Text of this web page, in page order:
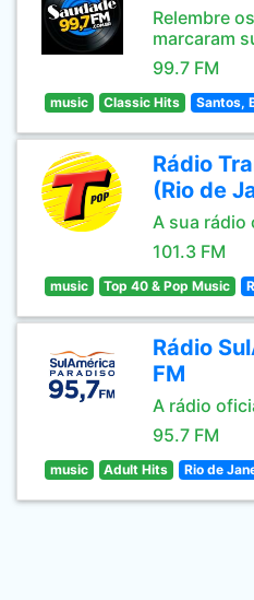
Relembre
marcaram
99.7 FM
music Classic Hits Santos,
Rádio
(Rio de
A sua rádio
101.3 FM
music Top 40 & Pop Music
Rádio
FM
A rádio
95.7 FM
music Adult Hits Rio de